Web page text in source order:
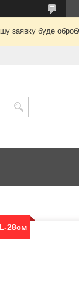
заявку буде
28см